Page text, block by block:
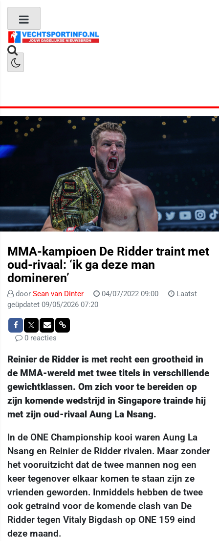
MMA-kampioen De Ridder traint met
oud-rivaal: ‘ik ga deze man
domineren’
door Sean van Dinter 04/07/2022 09:00
Laatst
geüpdatet 09/05/2026 07:20
0 reacties
Reinier de Ridder is met recht een grootheid in
de MMA-wereld met twee titels in verschillende
gewichtklassen. Om zich voor te bereiden op
zijn komende wedstrijd in Singapore trainde hij
met zijn oud-rivaal Aung La Nsang.
In de ONE Championship kooi waren Aung La
Nsang en Reinier de Ridder rivalen. Maar zonder
het vooruitzicht dat de twee mannen nog een
keer tegenover elkaar komen te staan ​zijn ze
vrienden geworden. Inmiddels hebben de twee
ook getraind voor de komende clash van De
Ridder tegen Vitaly Bigdash op ONE 159 eind
deze maand.